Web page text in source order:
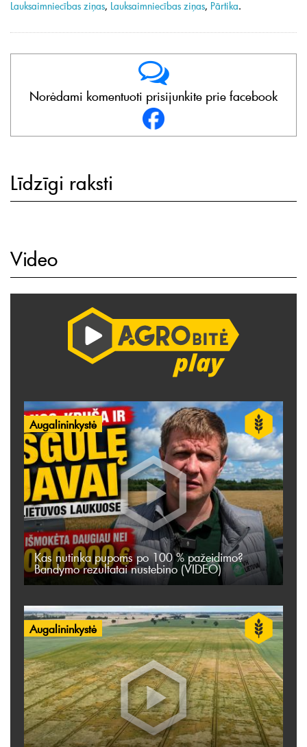
Lauksaimniecības ziņas, Lauksaimniecības ziņas, Pārtika.
Norėdami komentuoti prisijunkite prie facebook
Līdzīgi raksti
Video
Augalininkystė
Kas nutinka pupoms po 100 % pažeidimo?
Bandymo rezultatai nustebino (VIDEO)
Augalininkystė